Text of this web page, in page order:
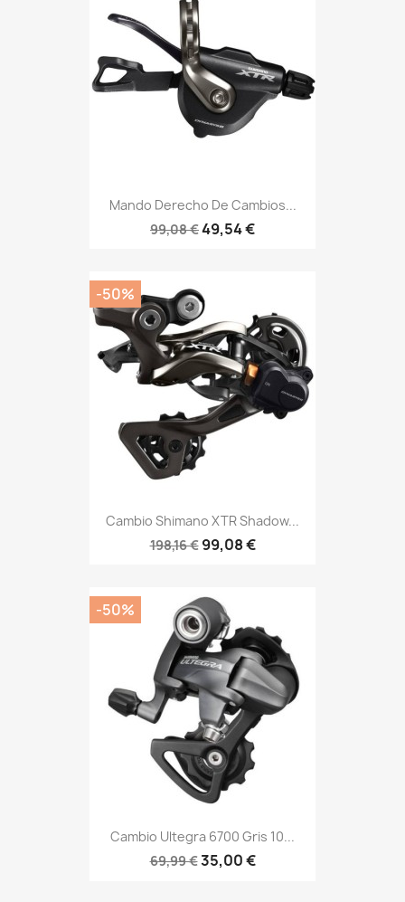
Mando Derecho De Cambios...
99,08 €49,54 €
Cambio Shimano XTR Shadow...
198,16 € 99,08 €
-50%
Cambio Ultegra 6700 Gris 10...
69,99 €35,00 €
-50%